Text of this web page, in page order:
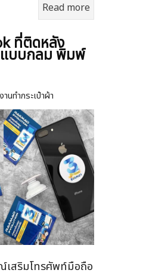
Read more
ที่ติดหลัง
บบกลม พิมพ์
นทำกระเป๋าผ้า
สริมโทรศัพท์มือถือ